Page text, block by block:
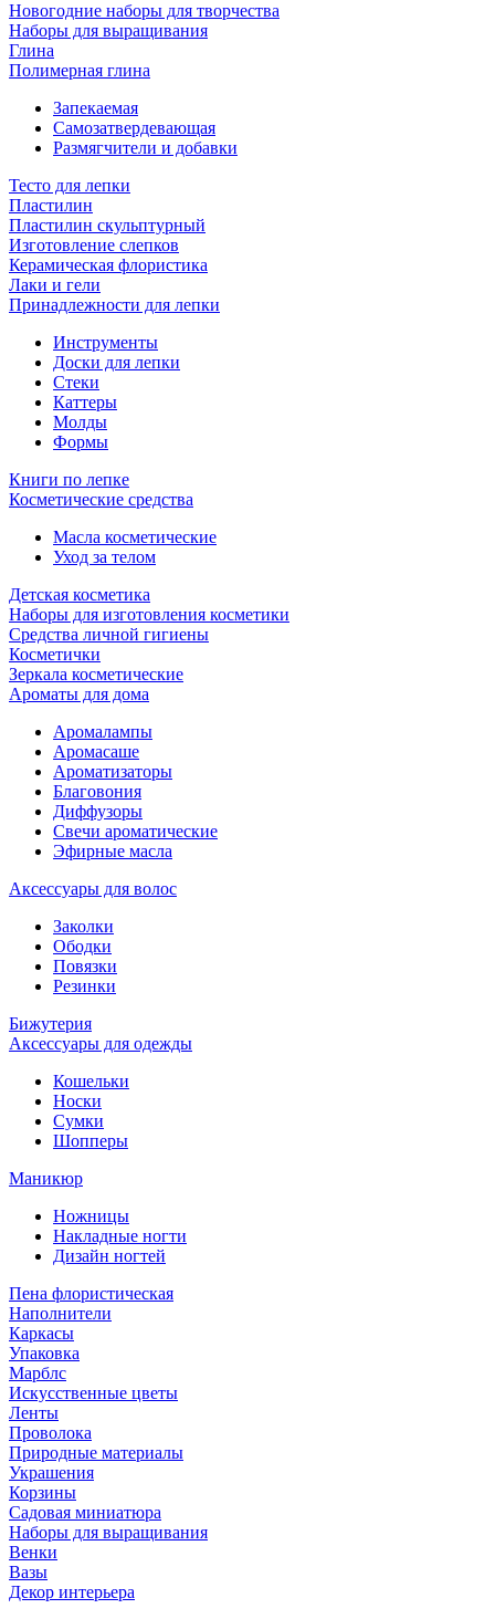
Новогодние наборы для творчества
Наборы для выращивания
Глина
Полимерная глина
Запекаемая
Самозатвердевающая
Размягчители и добавки
Тесто для лепки
Пластилин
Пластилин скульптурный
Изготовление слепков
Керамическая флористика
Лаки и гели
Принадлежности для лепки
Инструменты
Доски для лепки
Стеки
Каттеры
Молды
Формы
Книги по лепке
Косметические средства
Масла косметические
Уход за телом
Детская косметика
Наборы для изготовления косметики
Средства личной гигиены
Косметички
Зеркала косметические
Ароматы для дома
Аромалампы
Аромасаше
Ароматизаторы
Благовония
Диффузоры
Свечи ароматические
Эфирные масла
Аксессуары для волос
Заколки
Ободки
Повязки
Резинки
Бижутерия
Аксессуары для одежды
Кошельки
Носки
Сумки
Шопперы
Маникюр
Ножницы
Накладные ногти
Дизайн ногтей
Пена флористическая
Наполнители
Каркасы
Упаковка
Марблс
Искусственные цветы
Ленты
Проволока
Природные материалы
Украшения
Корзины
Садовая миниатюра
Наборы для выращивания
Венки
Вазы
Декор интерьера